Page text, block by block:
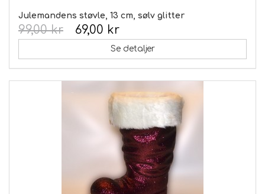
Julemandens støvle, 13 cm, sølv glitter
69,00 kr
99,00 kr
Se detaljer